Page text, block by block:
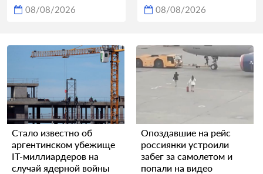
08/08/2026 08/08/2026
Стало известно об
аргентинском убежище
IT-миллиардеров на
случай ядерной войны
Опоздавшие на рейс
россиянки устроили
забег за самолетом и
попали на видео